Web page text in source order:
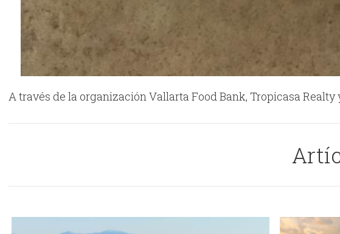
A través de la organización Vallarta Food Bank, Tropicasa